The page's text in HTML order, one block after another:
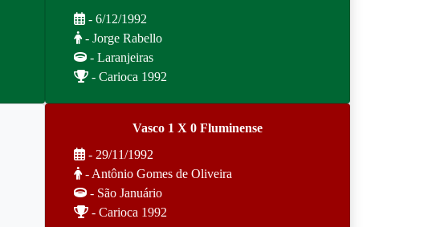
- 6/12/1992
- Jorge Rabello
- Laranjeiras
- Carioca 1992
Vasco 1 X 0 Fluminense
- 29/11/1992
- Antônio Gomes de Oliveira
- São Januário
- Carioca 1992